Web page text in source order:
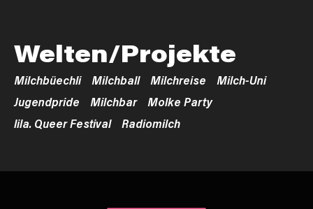
Welten/Projekte
Milchbüechli Milchball Milchreise
Milch-Uni
Jugendpride
Milchbar
Molke Party
lila. Queer Festival
Radiomilch